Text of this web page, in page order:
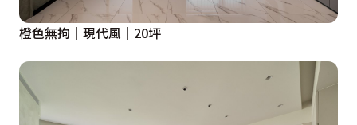
橙色無拘│現代風│20坪